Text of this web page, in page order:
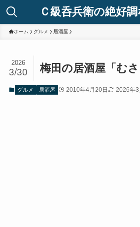
Ｃ級呑兵衛の絶好
ホーム グルメ 居酒屋
梅田の居酒屋「むさ
2026
3/30
グルメ 居酒屋 2010年4月20日 2026年3